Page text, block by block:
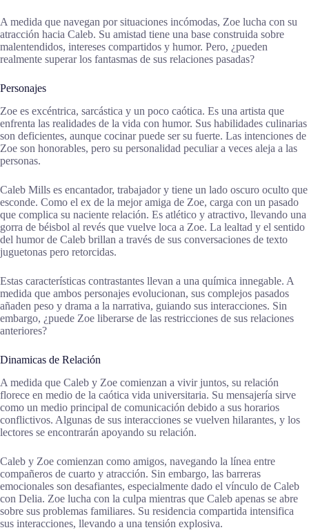
A medida que navegan por situaciones incómodas, Zoe lucha con su
atracción hacia Caleb. Su amistad tiene una base construida sobre
malentendidos, intereses compartidos y humor. Pero, ¿pueden
realmente superar los fantasmas de sus relaciones pasadas?
Personajes
Zoe es excéntrica, sarcástica y un poco caótica. Es una artista que
enfrenta las realidades de la vida con humor. Sus habilidades culinarias
son deficientes, aunque cocinar puede ser su fuerte. Las intenciones de
Zoe son honorables, pero su personalidad peculiar a veces aleja a las
personas.
Caleb Mills es encantador, trabajador y tiene un lado oscuro oculto que
esconde. Como el ex de la mejor amiga de Zoe, carga con un pasado
que complica su naciente relación. Es atlético y atractivo, llevando una
gorra de béisbol al revés que vuelve loca a Zoe. La lealtad y el sentido
del humor de Caleb brillan a través de sus conversaciones de texto
juguetonas pero retorcidas.
Estas características contrastantes llevan a una química innegable. A
medida que ambos personajes evolucionan, sus complejos pasados
añaden peso y drama a la narrativa, guiando sus interacciones. Sin
embargo, ¿puede Zoe liberarse de las restricciones de sus relaciones
anteriores?
Dinamicas de Relación
A medida que Caleb y Zoe comienzan a vivir juntos, su relación
florece en medio de la caótica vida universitaria. Su mensajería sirve
como un medio principal de comunicación debido a sus horarios
conflictivos. Algunas de sus interacciones se vuelven hilarantes, y los
lectores se encontrarán apoyando su relación.
Caleb y Zoe comienzan como amigos, navegando la línea entre
compañeros de cuarto y atracción. Sin embargo, las barreras
emocionales son desafiantes, especialmente dado el vínculo de Caleb
con Delia. Zoe lucha con la culpa mientras que Caleb apenas se abre
sobre sus problemas familiares. Su residencia compartida intensifica
sus interacciones, llevando a una tensión explosiva.